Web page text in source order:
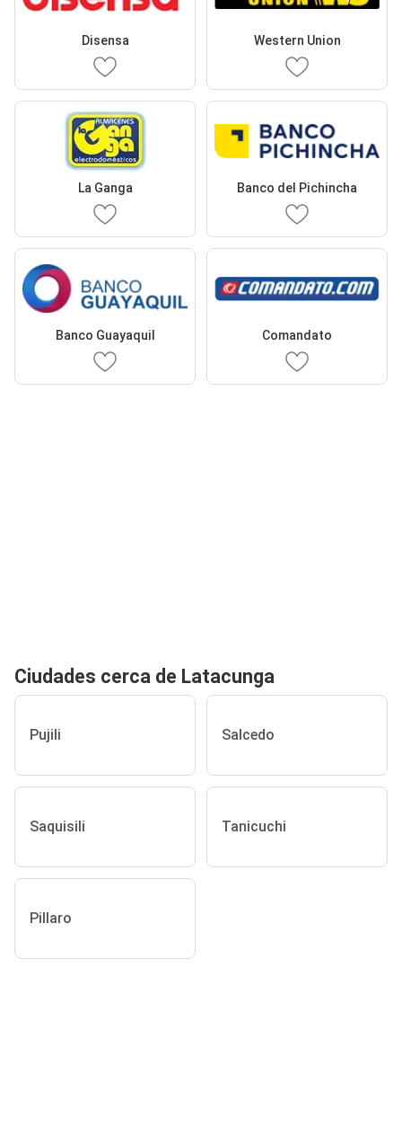
Disensa Western Union
La Ganga Banco del Pichincha
Banco Guayaquil Comandato
Ciudades cerca de Latacunga
Pujili Salcedo
Saquisili Tanicuchi
Pillaro